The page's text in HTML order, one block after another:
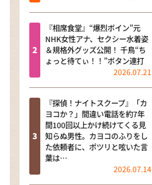
ポツンと一軒家
ザキ山小屋本館
ぺこぱのまるスポ
『相席食堂』“爆烈ボイン”元
NHK女性アナ、セクシー水着姿
＆規格外グッズ公開！ 千鳥“ち
ょっと待てぃ！！”ボタン連打
2026.07.21
『探偵！ナイトスクープ』「カ
ヨコか？」間違い電話を約7年
間100回以上かけ続けてくる見
知らぬ男性。カヨコのふりをし
た依頼者に、ポツリと呟いた言
葉は…
2026.07.14